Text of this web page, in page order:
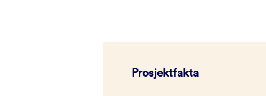
Prosjektfakta